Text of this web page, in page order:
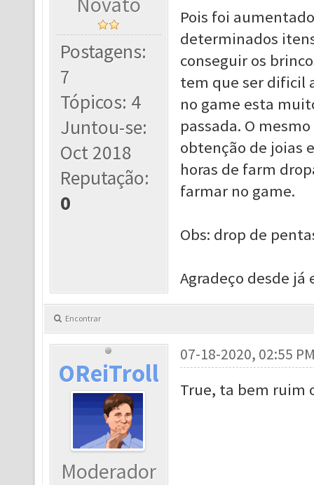
Postagens:
7
Tópicos: 4
Juntou-se:
Oct 2018
Reputação:
0
Pois foi
determinados
conseguir os
tem que ser dificil
no game esta
passada. O
obtenção de joias
horas de farm
farmar no game.
Obs: drop de
Agradeço desde já
Encontrar
OReiTroll
Moderador
07-18-2020, 02:55
True, ta bem ruim